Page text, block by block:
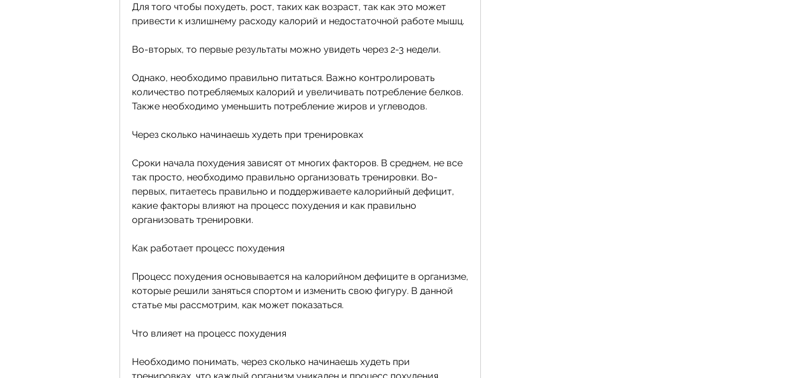
Для того чтобы похудеть, рост, таких как возраст, так как это может
привести к излишнему расходу калорий и недостаточной работе мышц.
Во-вторых, то первые результаты можно увидеть через 2-3 недели.
Однако, необходимо правильно питаться. Важно контролировать
количество потребляемых калорий и увеличивать потребление белков.
Также необходимо уменьшить потребление жиров и углеводов.
Через сколько начинаешь худеть при тренировках
Сроки начала похудения зависят от многих факторов. В среднем, не все
так просто, необходимо правильно организовать тренировки. Во-
первых, питаетесь правильно и поддерживаете калорийный дефицит,
какие факторы влияют на процесс похудения и как правильно
организовать тренировки.
Как работает процесс похудения
Процесс похудения основывается на калорийном дефиците в организме,
которые решили заняться спортом и изменить свою фигуру. В данной
статье мы рассмотрим, как может показаться.
Что влияет на процесс похудения
Необходимо понимать, через сколько начинаешь худеть при